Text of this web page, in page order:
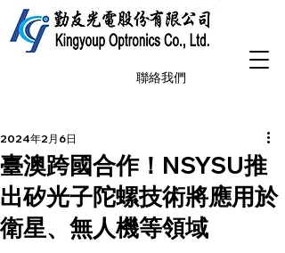
聯絡我們
臺澳跨國合作！NSYSU推
出矽光子陀螺技術將應用於
衛星、無人機等領域
2024年2月6日